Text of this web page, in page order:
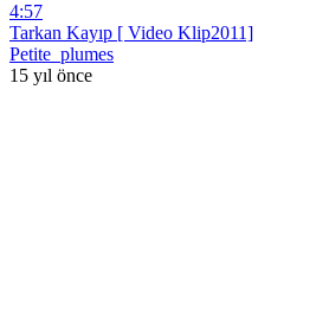
4:57
Tarkan Kayıp [ Video Klip2011]
Petite_plumes
15 yıl önce